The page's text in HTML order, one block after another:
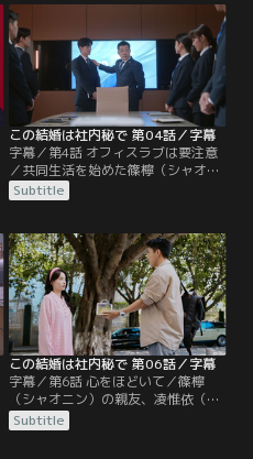
る。しかし、あまりに突然の展開に
篠檸は驚き、答えを保留すること
に。その矢先、篠檸が事業開発1部
に移動したばかりの時に、手形割引
の処理を手伝った周凱（ジョウ・カ
イ）が不正を…。
この結婚は社内秘で 第04話／字幕
字幕／第4話 オフィスラブは要注意
／共同生活を始めた篠檸（シャオニ
ン）とユー恒（ユーホン）と。しか
し会社の仲間には時間をあけてから
を配るのだった。ユー恒に遅れて篠
檸が会社に着くと、部外から来る新
しい開発1部部長として、ユー恒が
紹介される。職場結婚に厳しい社風
を知る篠檸は、ユー恒が上司にな
り…。
Subtitle
この結婚は社内秘で 第06話／字幕
字幕／第6話 心をほどいて／篠檸
（シャオニン）の親友、凌惟依（リ
ン・ウェイイー）の元カレの斉郁
（チー・ユー）が代瑞銀行支店長の
Subtitle